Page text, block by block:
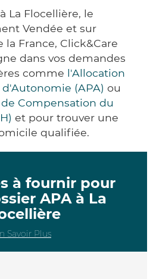
La Flocellière, le
Vendée et sur
France, Click&Care
dans vos demandes
comme l'Allocation
(APA) ou
Compensation du
et pour trouver une
qualifiée.
à fournir pour
APA à La
Savoir Plus